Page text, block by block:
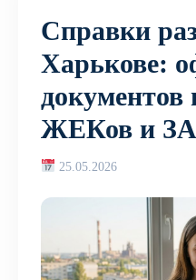
Справки
Харькове:
документов
ЖЕКов и
25.05.2026